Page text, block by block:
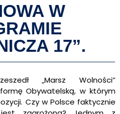
W
17”.
„Marsz Wolności”
Obywatelską, w którym
Czy w Polsce faktycznie